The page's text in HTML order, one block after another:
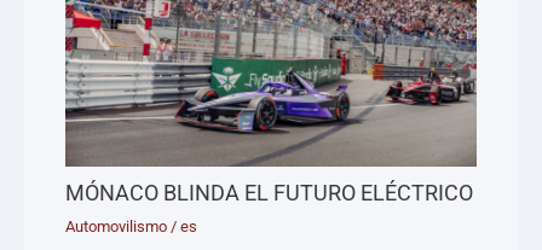
MÓNACO BLINDA EL FUTURO ELÉCTRICO
Automovilismo /es